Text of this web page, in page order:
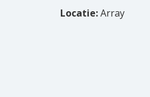
Locatie:Array